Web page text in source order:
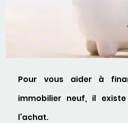
Pour vous aider à
immobilier neuf, il
l’achat.